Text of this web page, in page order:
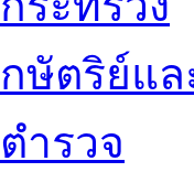
กษัตริย์แล
ตำรวจ